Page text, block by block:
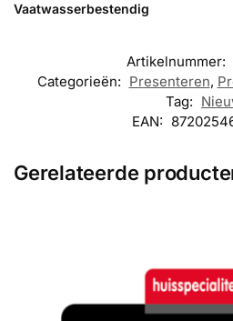
Vaatwasserbestendig
Artikelnummer:
Categorieën: Presenteren,
Tag:
EAN:
Gerelateerde